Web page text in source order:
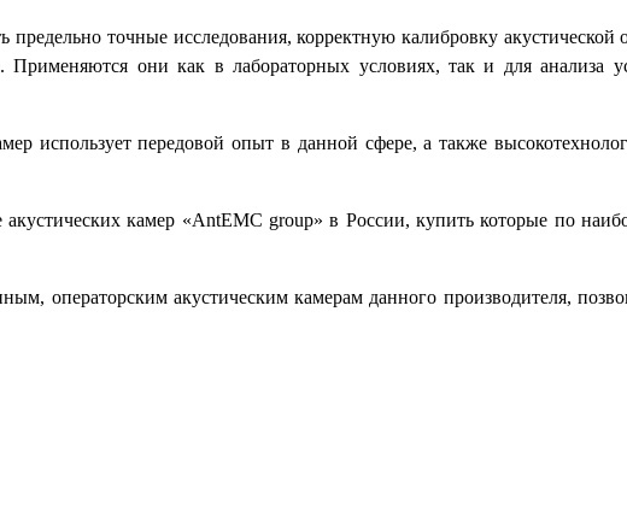
точные исследования, корректную калибровку акустической
Применяются они как в лабораторных условиях, так и для анализа
использует передовой опыт в данной сфере, а также
камер «AntEMC group» в России, купить которые по
операторским акустическим камерам данного производителя,